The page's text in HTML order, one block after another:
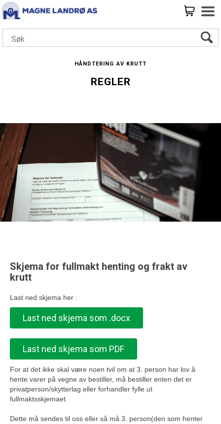
Håndtering av krutt
regler
Skjema for fullmakt henting og frakt av
krutt
Last ned skjema her :
Last ned skjema som .docx
Last ned skjema som PDF
For at det ikke skal være noen tvil om at 3. person har lov å
hente varer på vegne av bestiller, må bestiller enten det er
privatperson/skytterlag eller forhandler fylle ut
fullmaktsskjemaet.
Dette må sendes til oss eller så må 3. person(den som henter